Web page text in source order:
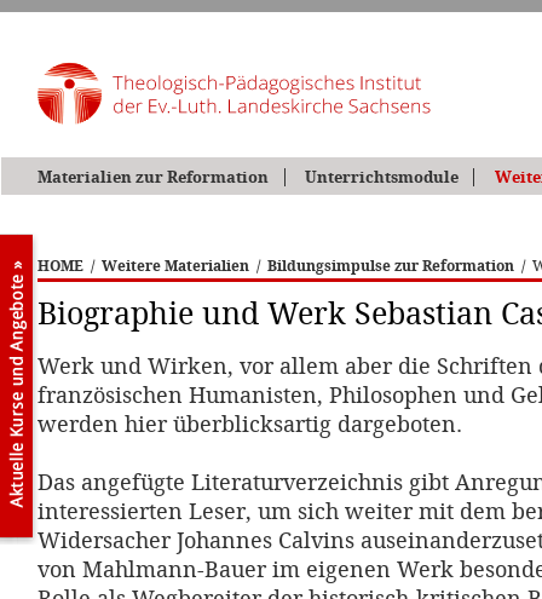
Materialien zur Reformation Unterrichtsmodule
HOME / Weitere Materialien / Bildungsimpulse zur Reformation /
Biographie und Werk Sebastian
Werk und Wirken, vor allem aber die Schriften
französischen Humanisten, Philosophen und
werden hier überblicksartig dargeboten.
Das angefügte Literaturverzeichnis gibt
interessierten Leser, um sich weiter mit dem
Widersacher Johannes Calvins
von Mahlmann-Bauer im eigenen Werk